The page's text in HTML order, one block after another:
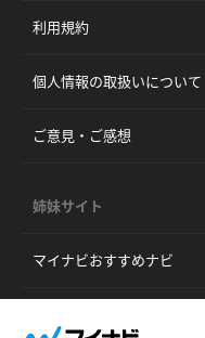
利用規約
個人情報の取扱いについて
ご意見・ご感想
姉妹サイト
マイナビおすすめナビ